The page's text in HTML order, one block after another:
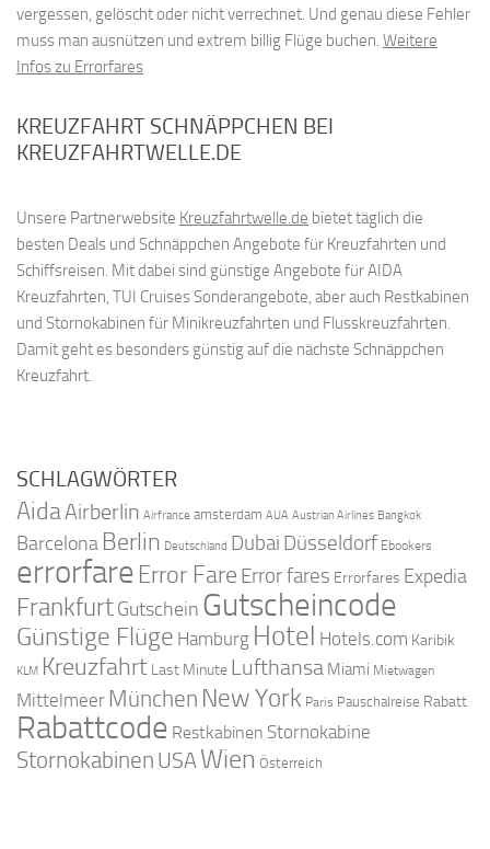
vergessen, gelöscht oder nicht verrechnet. Und genau diese Fehler
muss man ausnützen und extrem billig Flüge buchen. Weitere
Infos zu Errorfares
KREUZFAHRT SCHNÄPPCHEN BEI
KREUZFAHRTWELLE.DE
Unsere Partnerwebsite Kreuzfahrtwelle.de bietet täglich die
besten Deals und Schnäppchen Angebote für Kreuzfahrten und
Schiffsreisen. Mit dabei sind günstige Angebote für AIDA
Kreuzfahrten, TUI Cruises Sonderangebote, aber auch Restkabinen
und Stornokabinen für Minikreuzfahrten und Flusskreuzfahrten.
Damit geht es besonders günstig auf die nächste Schnäppchen
Kreuzfahrt.
SCHLAGWÖRTER
AidaAirberlin Airfrance amsterdam AUA Austrian Airlines Bangkok
Barcelona Berlin Deutschland Dubai Düsseldorf Ebookers
errorfare Error Fare Error fares Errorfares Expedia
FrankfurtGutschein Gutscheincode
Günstige Flüge Hamburg Hotel Hotels.com Karibik
KLM Kreuzfahrt Last Minute Lufthansa Miami Mietwagen
Mittelmeer München New York Paris Pauschalreise Rabatt
Rabattcode Restkabinen Stornokabine
Stornokabinen USAWien Österreich